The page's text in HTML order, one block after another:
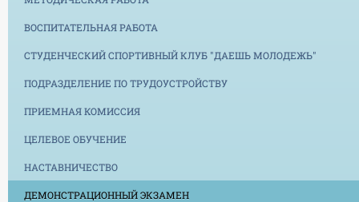
ВОСПИТАТЕЛЬНАЯ РАБОТА
СТУДЕНЧЕСКИЙ СПОРТИВНЫЙ КЛУБ "ДАЕШЬ МОЛОДЕЖЬ"
ПОДРАЗДЕЛЕНИЕ ПО ТРУДОУСТРОЙСТВУ
ПРИЕМНАЯ КОМИССИЯ
ЦЕЛЕВОЕ ОБУЧЕНИЕ
НАСТАВНИЧЕСТВО
ДЕМОНСТРАЦИОННЫЙ ЭКЗАМЕН